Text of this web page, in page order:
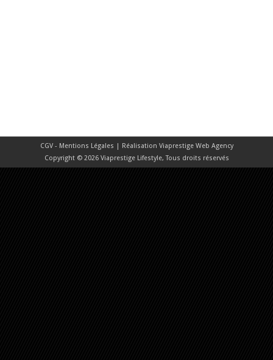
CGV - Mentions Légales | Réalisation Viaprestige Web Agency
Copyright © 2026 Viaprestige Lifestyle, Tous droits réservés